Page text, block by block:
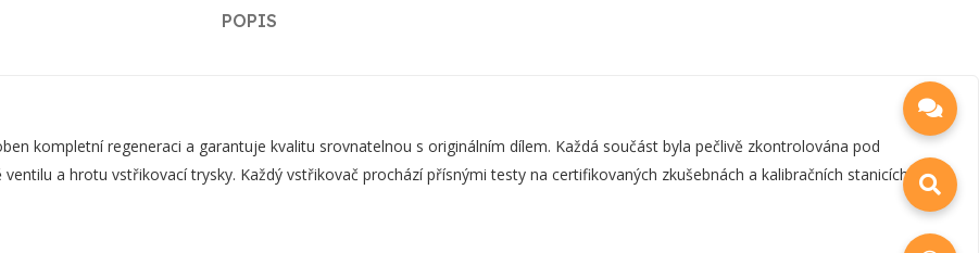
POPIS
kompletní regeneraci a garantuje kvalitu srovnatelnou s originálním dílem. Každá součást byla pečlivě zkontrolována pod
a hrotu vstřikovací trysky. Každý vstřikovač prochází přísnými testy na certifikovaných zkušebnách a kalibračních stanicích.